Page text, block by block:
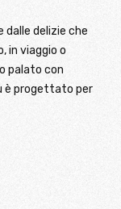
delizie che
in viaggio o
palato con
è progettato per